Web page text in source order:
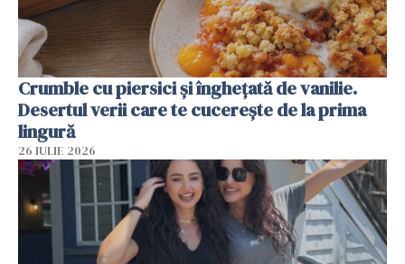
Crumble cu piersici și înghețată de vanilie.
Desertul verii care te cucerește de la prima
lingură
26 IULIE 2026